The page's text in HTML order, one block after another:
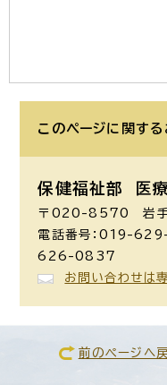
このページに関する
保健福祉部 医
〒020-8570 岩手
電話番号：019-
626-0837
お問い合わせは
前のページへ